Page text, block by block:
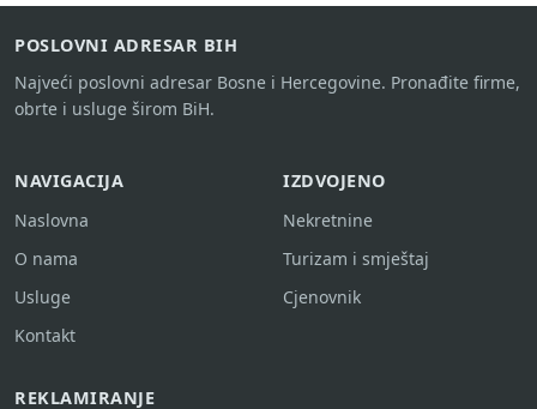
POSLOVNI ADRESAR BIH
Najveći poslovni adresar Bosne i Hercegovine. Pronađite firme,
obrte i usluge širom BiH.
NAVIGACIJA
Naslovna
O nama
Usluge
Kontakt
IZDVOJENO
Nekretnine
Turizam i smještaj
Cjenovnik
REKLAMIRANJE